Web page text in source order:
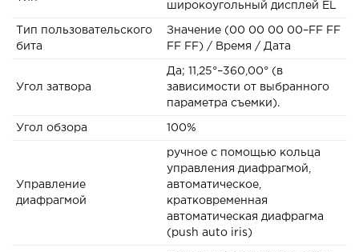
широкоугольный дисплей EL
Тип пользовательского
бита
Значение (00 00 00 00–FF FF
FF FF) / Время / Дата
Угол затвора
Да; 11,25°–360,00° (в
зависимости от выбранного
параметра съемки).
Угол обзора 100%
Управление
диафрагмой
ручное с помощью кольца
управления диафрагмой,
автоматическое,
кратковременная
автоматическая диафрагма
(push auto iris)